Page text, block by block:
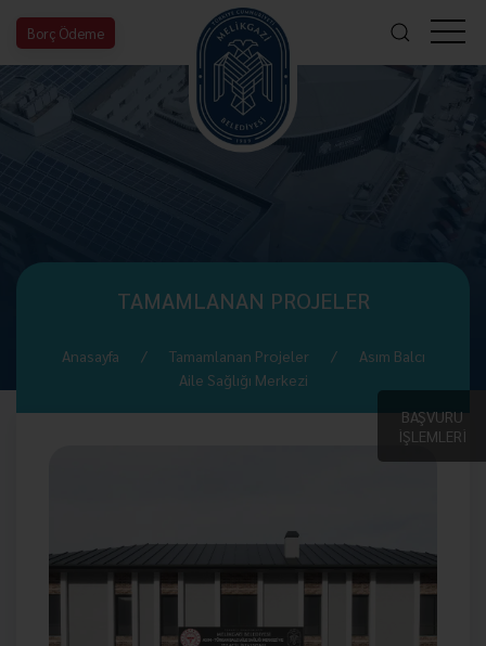
Borç Ödeme
BAŞVURU
İŞLEMLERİ
TAMAMLANAN PROJELER
Anasayfa Tamamlanan Projeler
Asım Balcı
Aile Sağlığı Merkezi